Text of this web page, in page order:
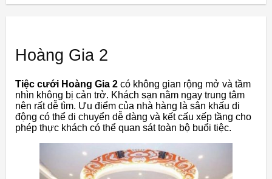
Hoàng Gia 2
Tiệc cưới Hoàng Gia 2 có không gian rộng mở và tầm
nhìn không bị cản trở. Khách sạn nằm ngay trung tâm
nên rất dễ tìm. Ưu điểm của nhà hàng là sân khấu di
động có thể di chuyển dễ dàng và kết cấu xếp tầng cho
phép thực khách có thể quan sát toàn bộ buổi tiệc.